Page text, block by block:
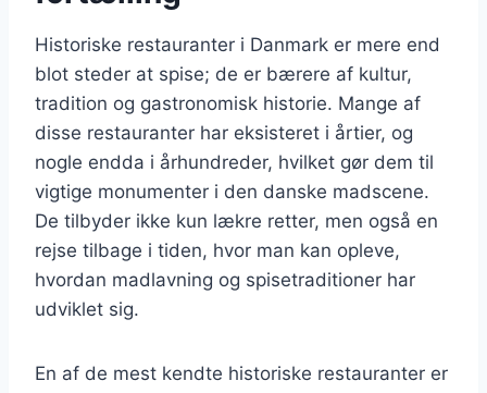
Historiske restauranter i Danmark er mere end
blot steder at spise; de er bærere af kultur,
tradition og gastronomisk historie. Mange af
disse restauranter har eksisteret i årtier, og
nogle endda i århundreder, hvilket gør dem til
vigtige monumenter i den danske madscene.
De tilbyder ikke kun lækre retter, men også en
rejse tilbage i tiden, hvor man kan opleve,
hvordan madlavning og spisetraditioner har
udviklet sig.
En af de mest kendte historiske restauranter er